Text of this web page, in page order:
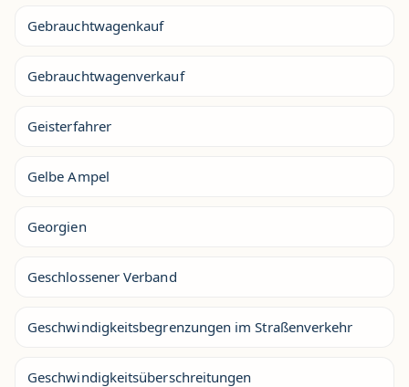
Gebrauchtwagenkauf
Gebrauchtwagenverkauf
Geisterfahrer
Gelbe Ampel
Georgien
Geschlossener Verband
Geschwindigkeitsbegrenzungen im Straßenverkehr
Geschwindigkeitsüberschreitungen